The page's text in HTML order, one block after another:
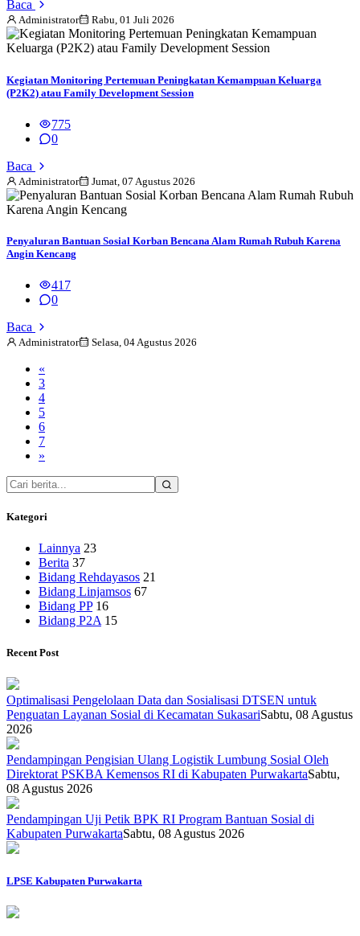
Baca
Administrator Rabu, 01 Juli 2026
Kegiatan Monitoring Pertemuan Peningkatan Kemampuan Keluarga
(P2K2) atau Family Development Session
775
0
Baca
Administrator Jumat, 07 Agustus 2026
Penyaluran Bantuan Sosial Korban Bencana Alam Rumah Rubuh Karena
Angin Kencang
417
0
Baca
Administrator Selasa, 04 Agustus 2026
«
3
4
5
6
7
»
Kategori
Lainnya 23
Berita 37
Bidang Rehdayasos 21
Bidang Linjamsos 67
Bidang PP 16
Bidang P2A 15
Recent Post
Optimalisasi Pengelolaan Data dan Sosialisasi DTSEN untuk
Penguatan Layanan Sosial di Kecamatan SukasariSabtu, 08 Agustus
2026
Pendampingan Pengisian Ulang Logistik Lumbung Sosial Oleh
Direktorat PSKBA Kemensos RI di Kabupaten PurwakartaSabtu,
08 Agustus 2026
Pendampingan Uji Petik BPK RI Program Bantuan Sosial di
Kabupaten PurwakartaSabtu, 08 Agustus 2026
LPSE Kabupaten Purwakarta